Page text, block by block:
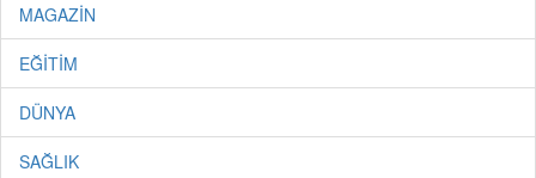
MAGAZİN
EĞİTİM
DÜNYA
SAĞLIK